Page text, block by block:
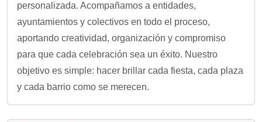
personalizada. Acompañamos a entidades,
ayuntamientos y colectivos en todo el proceso,
aportando creatividad, organización y compromiso
para que cada celebración sea un éxito. Nuestro
objetivo es simple: hacer brillar cada fiesta, cada plaza
y cada barrio como se merecen.